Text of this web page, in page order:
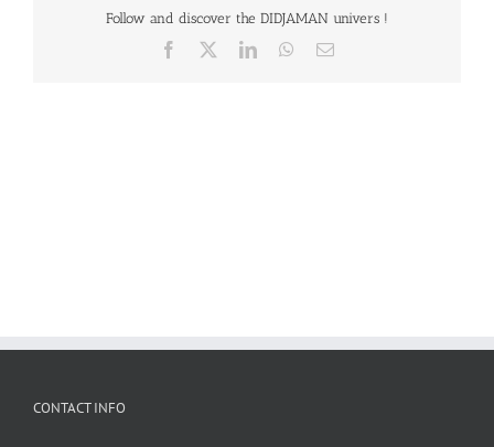
Follow and discover the DIDJAMAN univers !
Facebook LinkedInWhatsApp
Email
CONTACT INFO